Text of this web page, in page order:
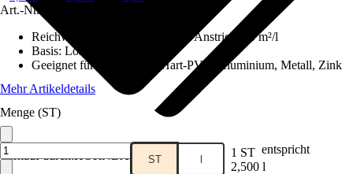
Verkauf durch:HORNBACH
Art.-Nr.
Reichweite (ca.) bei einmaligem Anstrich
10 m²/l
Basis: Lösemittelhaltig
Geeignet für Untergrund
Hart-PVC, Aluminium, Metall, Zink
Mehr Artikeldetails
Menge (ST)
ST l 1 ST entspricht
2,500 l